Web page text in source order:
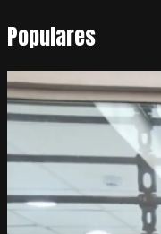
Populares